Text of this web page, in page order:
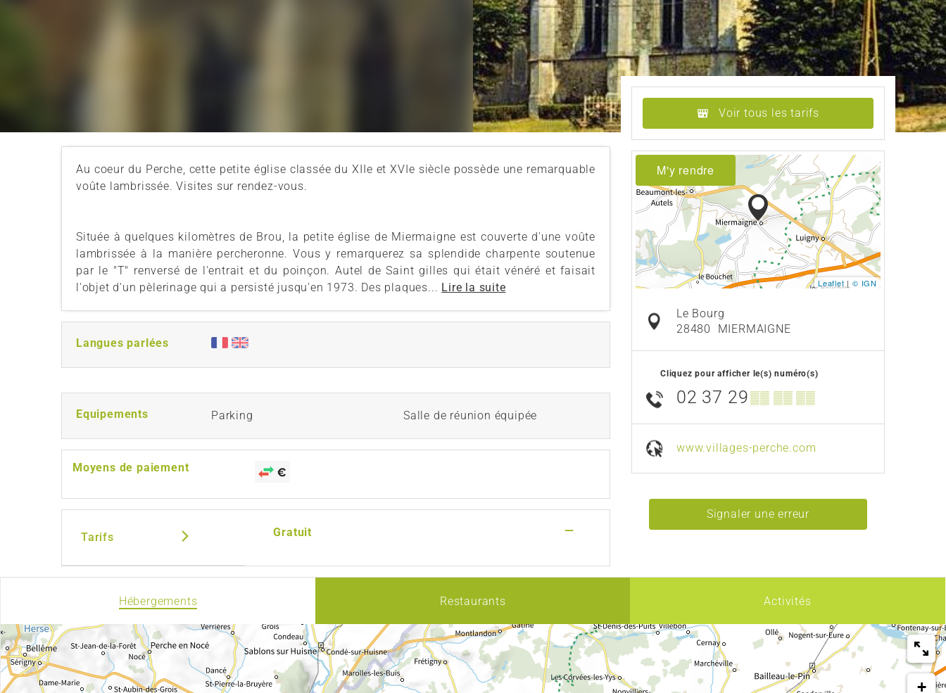
Au coeur du Perche, cette petite église classée du XIIe et XVIe siècle possède une remarquable
voûte lambrissée. Visites sur rendez-vous.
Située à quelques kilomètres de Brou, la petite église de Miermaigne est couverte d'une voûte
lambrissée à la manière percheronne. Vous y remarquerez sa splendide charpente soutenue
par le "T" renversé de l'entrait et du poinçon. Autel de Saint gilles qui était vénéré et faisait
l'objet d'un pèlerinage qui a persisté jusqu'en 1973. Des plaques... Lire la suite
Langues parlées
Equipements Parking Salle de réunion équipée
Moyens de paiement
Tarifs Gratuit —
Voir tous les tarifs
M'y rendre
Leaflet | © IGN
Le Bourg
28480
MIERMAIGNE
Cliquez pour afficher le(s) numéro(s)
02 37 29 ▒▒ ▒▒ ▒▒
www.villages-perche.com
Signaler une erreur
Hébergements Restaurants Activités
+